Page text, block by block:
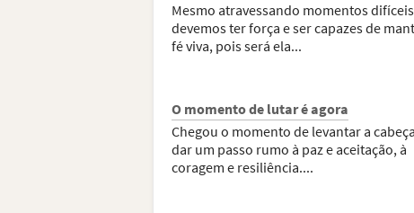
Mesmo atravessando momentos difíceis
devemos ter força e ser capazes de
fé viva, pois será ela...
O momento de lutar é agora
Chegou o momento de levantar a
dar um passo rumo à paz e aceitação, à
coragem e resiliência....